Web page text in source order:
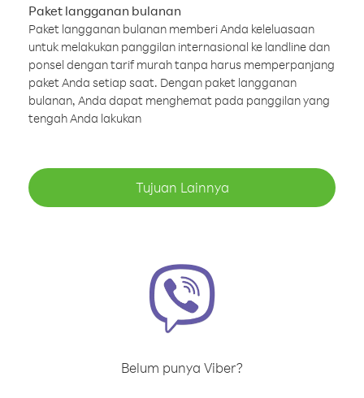
Paket langganan bulanan
Paket langganan bulanan memberi Anda keleluasaan
untuk melakukan panggilan internasional ke landline dan
ponsel dengan tarif murah tanpa harus memperpanjang
paket Anda setiap saat. Dengan paket langganan
bulanan, Anda dapat menghemat pada panggilan yang
tengah Anda lakukan
Tujuan Lainnya
Belum punya Viber?